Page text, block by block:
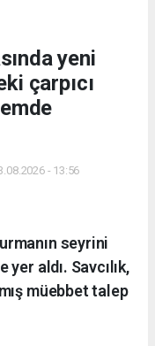
yeni
çarpıcı
- 13:56
seyrini
aldı. Savcılık,
müebbet talep